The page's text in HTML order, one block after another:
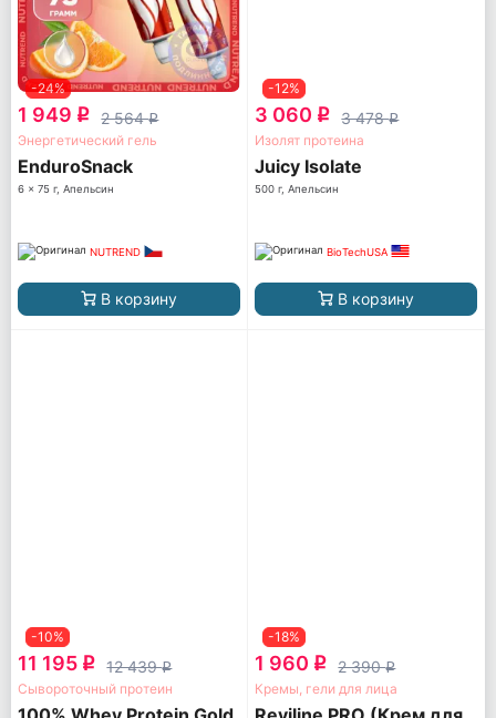
-24%
1 949 q 2 564q
Энергетический гель
EnduroSnack
6 x 75 г, Апельсин
NUTREND
В корзину
-12%
3 060 q 3 478q
Изолят протеина
Juicy Isolate
500 г, Апельсин
BioTechUSA
В корзину
-10%
11 195 q 12 439q
Сывороточный протеин
-18%
1 960 q 2 390q
Кремы, гели для лица